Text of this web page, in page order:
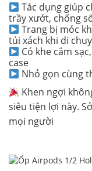
Tác dụng giúp
trầy xướt, chống
Trang bị móc
túi xách khi di
Có khe cắm
case
Nhỏ gọn cùng
Khen ngợi
siêu tiện lợi này.
mọi người